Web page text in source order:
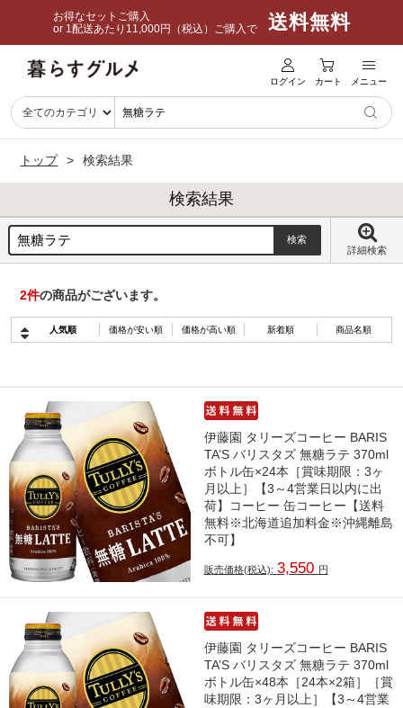
お得なセットご購入
or 1配送あたり11,000円（税込）ご購入で
送料無料
ログイン カート メニュー
トップ 検索結果
検索結果
詳細検索
2件の商品がございます。
人気順 価格が安い順 価格が高い順 新着順 商品名順
伊藤園 タリーズコーヒー BARIS
TA’S バリスタズ 無糖ラテ 370ml
ボトル缶×24本［賞味期限：3ヶ
月以上］【3～4営業日以内に出
荷】コーヒー 缶コーヒー【送料
無料※北海道追加料金※沖縄離島
不可】
販売価格(税込): 3,550 円
伊藤園 タリーズコーヒー BARIS
TA’S バリスタズ 無糖ラテ 370ml
ボトル缶×48本［24本×2箱］［賞
味期限：3ヶ月以上］【3～4営業